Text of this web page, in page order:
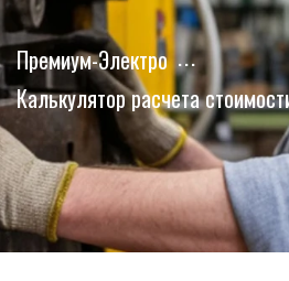
Премиум-Электро
Калькулятор расчета